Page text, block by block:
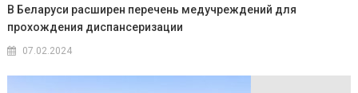
В Беларуси расширен перечень медучреждений для
прохождения диспансеризации
07.02.2024